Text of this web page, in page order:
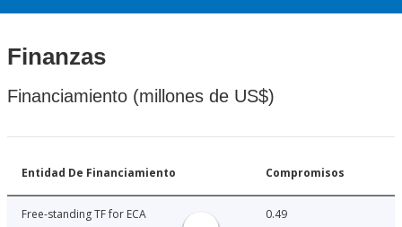
Finanzas
Financiamiento (millones de US$)
Entidad De Financiamiento Compromisos
Free-standing TF for ECA 0.49